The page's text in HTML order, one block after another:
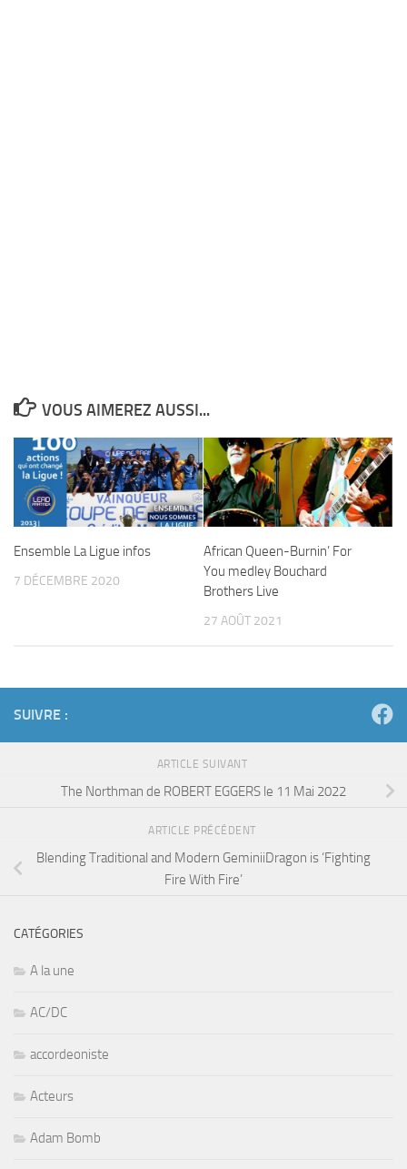
VOUS AIMEREZ AUSSI...
Ensemble La Ligue infos
7 DÉCEMBRE 2020
African Queen-Burnin’ For
You medley Bouchard
Brothers Live
27 AOÛT 2021
SUIVRE :
ARTICLE SUIVANT
The Northman de ROBERT EGGERS le 11 Mai 2022
ARTICLE PRÉCÉDENT
Blending Traditional and Modern GeminiiDragon is ‘Fighting
Fire With Fire’
CATÉGORIES
A la une
AC/DC
accordeoniste
Acteurs
Adam Bomb